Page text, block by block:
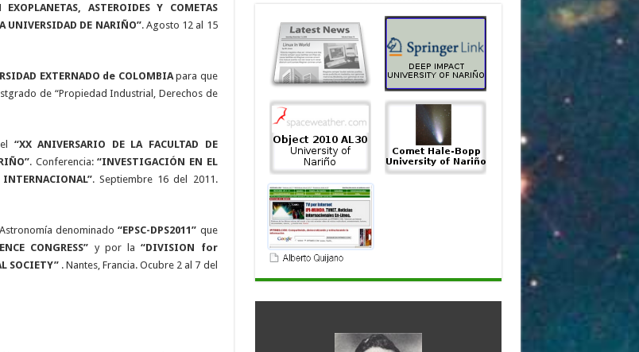
ASTEROIDES Y COMETAS
UNIVERSIDAD DE NARIÑO”. Agosto 12 al 15
EXTERNADO de COLOMBIApara que
de “Propiedad Industrial, Derechos de
“XX ANIVERSARIO DE LA FACULTAD DE
. Conferencia:“INVESTIGACIÓN EN EL
. Septiembre 16 del 2011.
denominado “EPSC-DPS2011” que
CONGRESS” y por la“DIVISION for
SOCIETY”. Nantes, Francia. Ocubre 2 al 7 del